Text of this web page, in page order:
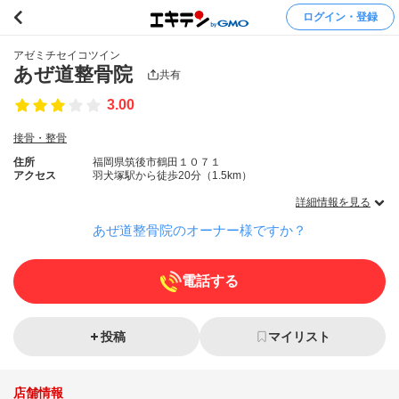
ログイン・登録
アゼミチセイコツイン
あぜ道整骨院 共有
3.00
接骨・整骨
住所
福岡県筑後市鶴田１０７１
アクセス
羽犬塚駅から徒歩20分（1.5km）
詳細情報を見る
あぜ道整骨院のオーナー様ですか？
電話する
投稿 マイリスト
店舗情報